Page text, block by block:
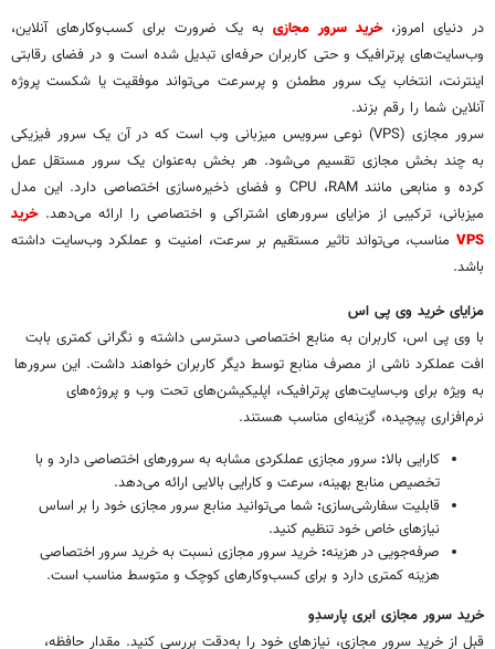
در دنیای امروز،خرید سرور مجازی به یک ضرورت برای کسب‌وکارهای آنلاین،
وب‌سایت‌های پرترافیک و حتی کاربران حرفه‌ای تبدیل شده است و در فضای رقابتی
اینترنت، انتخاب یک سرور مطمئن و پرسرعت می‌تواند موفقیت یا شکست پروژه
آنلاین شما را رقم بزند.
سرور مجازی (VPS) نوعی سرویس میزبانی وب است که در آن یک سرور فیزیکی
به چند بخش مجازی تقسیم می‌شود. هر بخش به‌عنوان یک سرور مستقل عمل
کرده و منابعی مانند CPU ،RAM و فضای ذخیره‌سازی اختصاصی دارد. این مدل
میزبانی، ترکیبی از مزایای سرورهای اشتراکی و اختصاصی را ارائه می‌دهد. خرید
VPS مناسب، می‌تواند تاثیر مستقیم بر سرعت، امنیت و عملکرد وب‌سایت داشته
باشد.
مزایای خرید وی پی اس
با وی پی اس، کاربران به منابع اختصاصی دسترسی داشته و نگرانی کمتری بابت
افت عملکرد ناشی از مصرف منابع توسط دیگر کاربران خواهند داشت. این سرورها
به ویژه برای وب‌سایت‌های پرترافیک، اپلیکیشن‌های تحت وب و پروژه‌های
نرم‌افزاری پیچیده، گزینه‌ای مناسب هستند.
کارایی بالا: سرور مجازی عملکردی مشابه به سرورهای اختصاصی دارد و با
تخصیص منابع بهینه، سرعت و کارایی بالایی ارائه می‌دهد.
قابلیت سفارشی‌سازی: شما می‌توانید منابع سرور مجازی خود را بر اساس
نیازهای خاص خود تنظیم کنید.
صرفه‌جویی در هزینه: خرید سرور مجازی نسبت به خرید سرور اختصاصی
هزینه کمتری دارد و برای کسب‌وکارهای کوچک و متوسط مناسب است.
خرید سرور مجازی ابری پارسدِو
قبل از خرید سرور مجازی، نیازهای خود را به‌دقت بررسی کنید. مقدار حافظه،